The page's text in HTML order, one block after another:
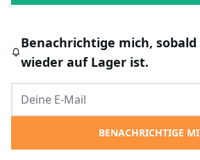
Benachrichtige mich,
wieder auf Lager ist.
BENACHRICHTIGE